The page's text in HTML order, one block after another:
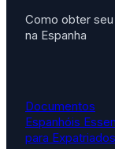
Como obter seu
na Espanha
Documentos
Espanhóis
para Expatriados